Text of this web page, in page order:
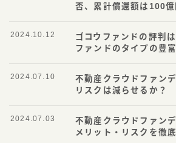
否、累計償還額は100億
ゴコウファンドの評判
ファンドのタイプの豊
2024.10.12
不動産クラウドファン
リスクは減らせるか？
2024.07.10
不動産クラウドファン
メリット・リスクを徹
2024.07.03